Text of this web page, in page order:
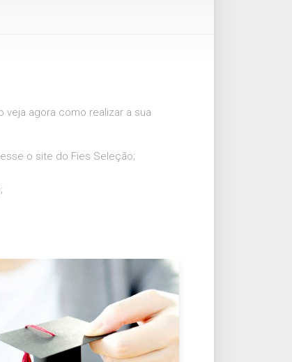
veja agora como realizar a sua
o site do Fies Seleção;